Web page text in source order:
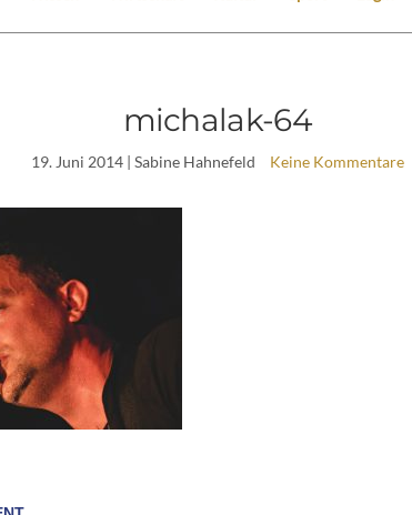
michalak-64
19. Juni 2014| Sabine Hahnefeld Keine Kommentare